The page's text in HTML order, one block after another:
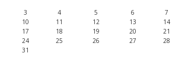
3
4 5 6 7
10
11 12 13 14
17
18 19 20 21
24
25 26 27 28
31